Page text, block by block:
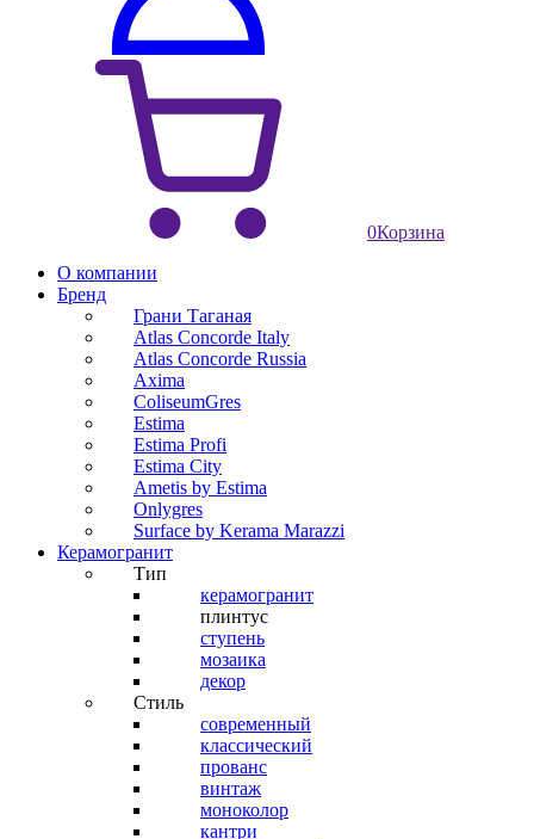
0Корзина
О компании
Бренд
Грани Таганая
Atlas Concorde Italy
Atlas Concorde Russia
Axima
ColiseumGres
Estima
Estima Profi
Estima City
Ametis by Estima
Onlygres
Surface by Kerama Marazzi
Керамогранит
Тип
керамогранит
плинтус
ступень
мозаика
декор
Стиль
современный
классический
прованс
винтаж
моноколор
кантри